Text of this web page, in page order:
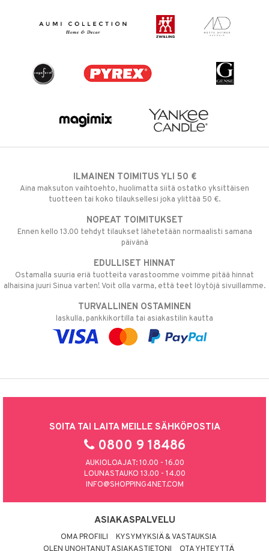
ILMAINEN TOIMITUS YLI 50 €
Aina maksuton vaihtoehto, huolimatta siitä ostatko yksittäisen
tuotteen tai koko tilauksellesi joka ylittää 50 €.
NOPEAT TOIMITUKSET
Ennen kello 13.00 tehdyt tilaukset lähetetään normaalisti samana
päivänä
EDULLISET HINNAT
Ostamalla suuria eriä tuotteita varastoomme voimme pitää hinnat
alhaisina juuri Sinua varten! Voit olla varma, että teet löytöjä sivuillamme.
TURVALLINEN OSTAMINEN
laskulla, pankkikortilla tai asiakastilin kautta
SOITA TAI LAITA MEILLE SÄHKÖPOSTIA
0800 9 18486
AUKIOLOAJAT: 10.00 - 16.00
LOUNASTAUKO 13.00 - 14.00
INFO@SHOPPING4NET.COM
ASIAKASPALVELU
OMA PROFIILI
KYSYMYKSIÄ & VASTAUKSIA